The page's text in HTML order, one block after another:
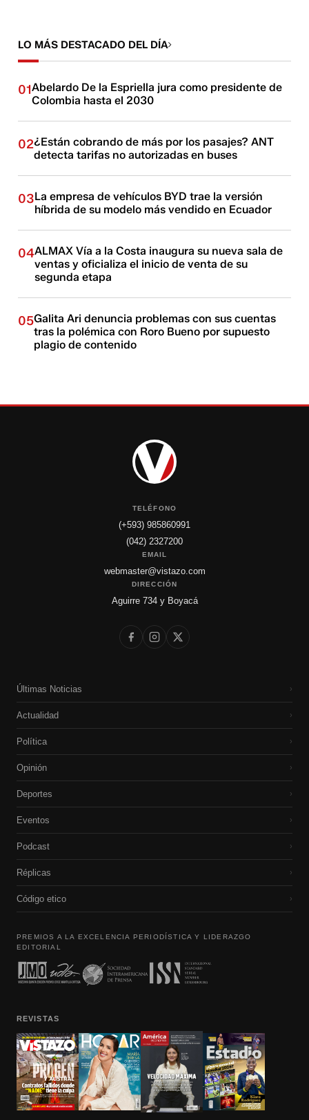
LO MÁS DESTACADO DEL DÍA
01Abelardo De la Espriella jura como presidente de
Colombia hasta el 2030
02¿Están cobrando de más por los pasajes? ANT
detecta tarifas no autorizadas en buses
03La empresa de vehículos BYD trae la versión
híbrida de su modelo más vendido en Ecuador
04ALMAX Vía a la Costa inaugura su nueva sala de
ventas y oficializa el inicio de venta de su
segunda etapa
05Galita Ari denuncia problemas con sus cuentas
tras la polémica con Roro Bueno por supuesto
plagio de contenido
TELÉFONO
(+593) 985860991
(042) 2327200
EMAIL
webmaster@vistazo.com
DIRECCIÓN
Aguirre 734 y Boyacá
Últimas Noticias ›
Actualidad ›
Política ›
Opinión ›
Deportes ›
Eventos ›
Podcast ›
Réplicas ›
Código etico ›
PREMIOS A LA EXCELENCIA PERIODÍSTICA Y LIDERAZGO
EDITORIAL
REVISTAS